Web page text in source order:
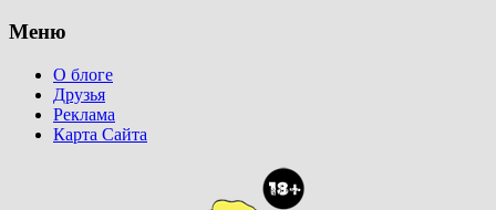
Меню
О блоге
Друзья
Реклама
Карта Сайта